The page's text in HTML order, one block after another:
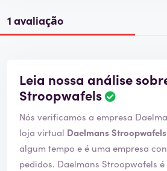
1 avaliação
Leia nossa análise
Stroopwafels
Nós verificamos a empresa
loja virtual Daelmans Stroopwafels
algum tempo e é uma empresa
pedidos. Daelmans Stroopwafels é membro da Câmara